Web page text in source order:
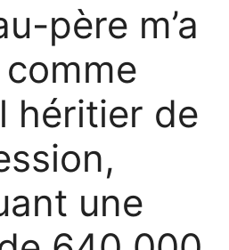
père m’a
héritier de
une